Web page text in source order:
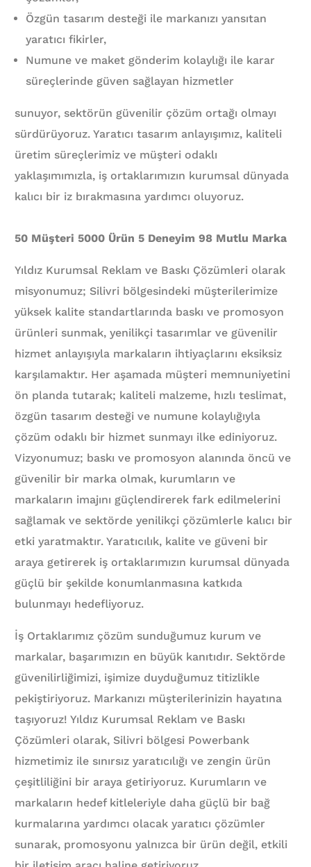
Özgün tasarım desteği ile markanızı yansıtan
yaratıcı fikirler,
Numune ve maket gönderim kolaylığı ile karar
süreçlerinde güven sağlayan hizmetler
sunuyor, sektörün güvenilir çözüm ortağı olmayı
sürdürüyoruz. Yaratıcı tasarım anlayışımız, kaliteli
üretim süreçlerimiz ve müşteri odaklı
yaklaşımımızla, iş ortaklarımızın kurumsal dünyada
kalıcı bir iz bırakmasına yardımcı oluyoruz.
50 Müşteri 5000 Ürün 5 Deneyim 98 Mutlu Marka
Yıldız Kurumsal Reklam ve Baskı Çözümleri olarak
misyonumuz; Silivri bölgesindeki müşterilerimize
yüksek kalite standartlarında baskı ve promosyon
ürünleri sunmak, yenilikçi tasarımlar ve güvenilir
hizmet anlayışıyla markaların ihtiyaçlarını eksiksiz
karşılamaktır. Her aşamada müşteri memnuniyetini
ön planda tutarak; kaliteli malzeme, hızlı teslimat,
özgün tasarım desteği ve numune kolaylığıyla
çözüm odaklı bir hizmet sunmayı ilke ediniyoruz.
Vizyonumuz; baskı ve promosyon alanında öncü ve
güvenilir bir marka olmak, kurumların ve
markaların imajını güçlendirerek fark edilmelerini
sağlamak ve sektörde yenilikçi çözümlerle kalıcı bir
etki yaratmaktır. Yaratıcılık, kalite ve güveni bir
araya getirerek iş ortaklarımızın kurumsal dünyada
güçlü bir şekilde konumlanmasına katkıda
bulunmayı hedefliyoruz.
İş Ortaklarımız çözüm sunduğumuz kurum ve
markalar, başarımızın en büyük kanıtıdır. Sektörde
güvenilirliğimizi, işimize duyduğumuz titizlikle
pekiştiriyoruz. Markanızı müşterilerinizin hayatına
taşıyoruz! Yıldız Kurumsal Reklam ve Baskı
Çözümleri olarak, Silivri bölgesi Powerbank
hizmetimiz ile sınırsız yaratıcılığı ve zengin ürün
çeşitliliğini bir araya getiriyoruz. Kurumların ve
markaların hedef kitleleriyle daha güçlü bir bağ
kurmalarına yardımcı olacak yaratıcı çözümler
sunarak, promosyonu yalnızca bir ürün değil, etkili